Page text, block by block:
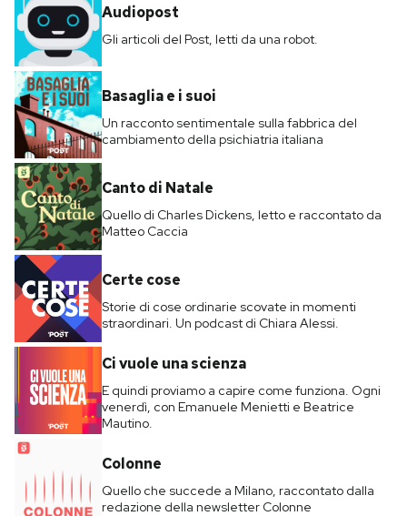
Audiopost
Gli articoli del Post, letti da una robot.
Basaglia e i suoi
Un racconto sentimentale sulla fabbrica del
cambiamento della psichiatria italiana
Canto di Natale
Quello di Charles Dickens, letto e raccontato da
Matteo Caccia
Certe cose
Storie di cose ordinarie scovate in momenti
straordinari. Un podcast di Chiara Alessi.
Ci vuole una scienza
E quindi proviamo a capire come funziona. Ogni
venerdì, con Emanuele Menietti e Beatrice
Mautino.
Colonne
Quello che succede a Milano, raccontato dalla
redazione della newsletter Colonne